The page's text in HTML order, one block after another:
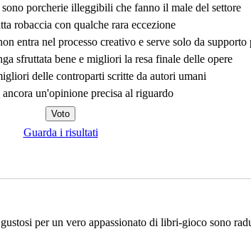
porcherie illeggibili che fanno il male del settore
robaccia con qualche rara eccezione
entra nel processo creativo e serve solo da
sfruttata bene e migliori la resa finale delle opere
delle controparti scritte da autori umani
un'opinione precisa al riguardo
Guarda i risultati
per un vero appassionato di libri-gioco sono